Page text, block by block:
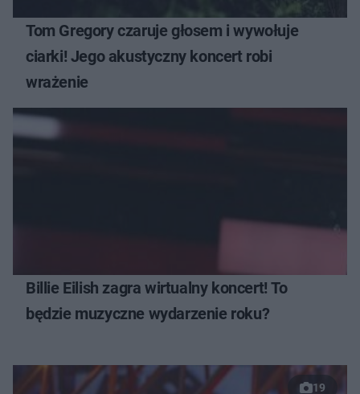
Tom Gregory czaruje głosem i wywołuje
ciarki! Jego akustyczny koncert robi
wrażenie
Billie Eilish zagra wirtualny koncert! To
będzie muzyczne wydarzenie roku?
19